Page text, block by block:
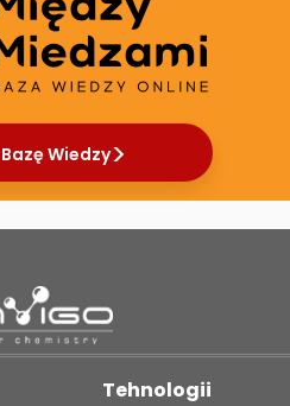
Wiedzy
Tehnologii